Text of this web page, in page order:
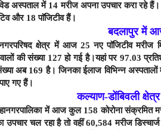
अस्पताल में 14 मरीज अपना उपचार करा रहे
और 18 पाॅजिटीव हैं।
बदलापुर में
क्षेत्र में आज 25 नए पाॅजिटीव मरीज
की संख्या 127 हो गई है।यहां पर 97.03
अब 169 है। जिनका ईलाज विभिन्न
गए हैं।
कल्याण-डोंबिवली
में आज कुल 158 कोरोना संक्रमित
उपचार चल रहा है तो वहीं 60,584 मरीज